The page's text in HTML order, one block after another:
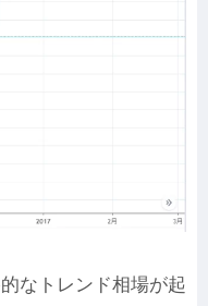
なトレンド相場が起